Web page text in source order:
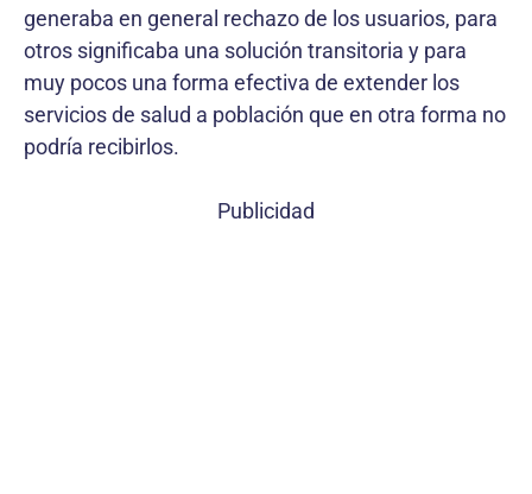
generaba en general rechazo de los usuarios, para
otros significaba una solución transitoria y para
muy pocos una forma efectiva de extender los
servicios de salud a población que en otra forma no
podría recibirlos.
Publicidad